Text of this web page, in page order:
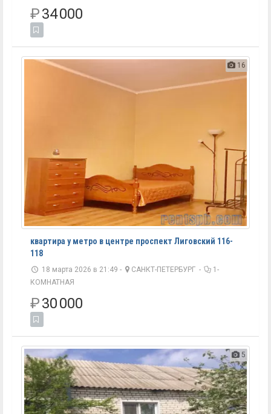
₽34 000
16
квартира у метро в центре проспект Лиговский 116-
118
18 марта 2026 в 21:49 - САНКТ-ПЕТЕРБУРГ -
1-
КОМНАТНАЯ
₽30 000
5